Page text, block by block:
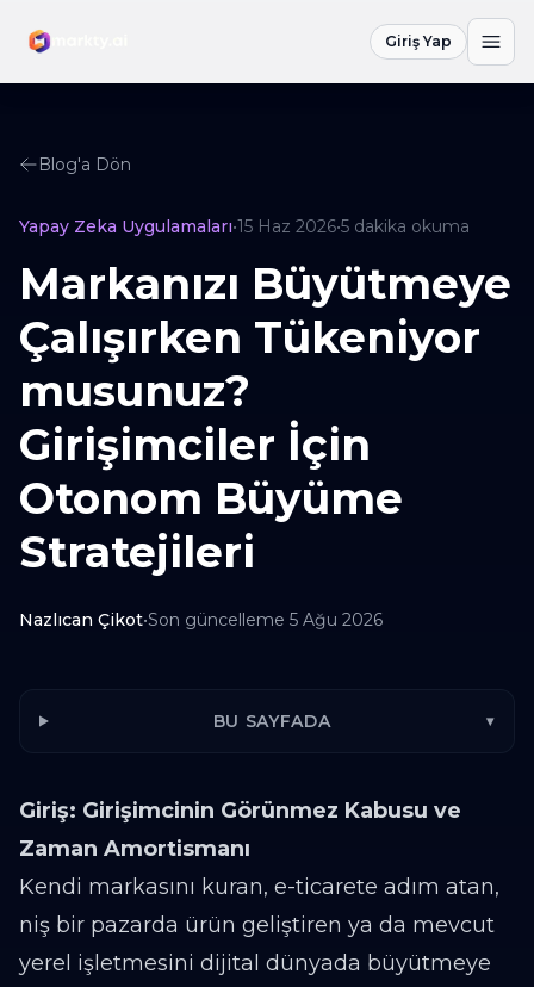
Giriş Yap
Blog'a Dön
Yapay Zeka Uygulamaları•15 Haz 2026•5 dakika okuma
Markanızı Büyütmeye
Çalışırken Tükeniyor
musunuz?
Girişimciler İçin
Otonom Büyüme
Stratejileri
Nazlıcan Çikot•Son güncelleme 5 Ağu 2026
BU SAYFADA ▾
Giriş: Girişimcinin Görünmez Kabusu ve
Zaman Amortismanı
Kendi markasını kuran, e-ticarete adım atan,
niş bir pazarda ürün geliştiren ya da mevcut
yerel işletmesini dijital dünyada büyütmeye